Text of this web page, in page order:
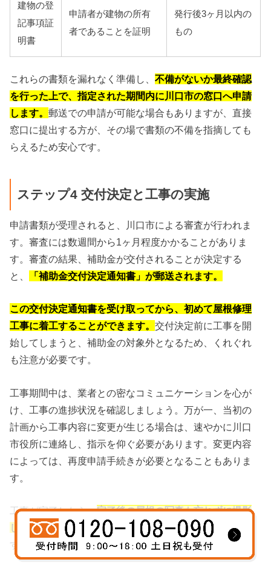
建物の登
記事項証
明書
申請者が建物の所有
者であることを証明
発行後3ヶ月以内の
もの
これらの書類を漏れなく準備し、不備がないか最終確認
を行った上で、指定された期間内に川口市の窓口へ申請
します。郵送での申請が可能な場合もありますが、直接
窓口に提出する方が、その場で書類の不備を指摘しても
らえるため安心です。
ステップ4 交付決定と工事の実施
申請書類が受理されると、川口市による審査が行われま
す。審査には数週間から1ヶ月程度かかることがありま
す。審査の結果、補助金が交付されることが決定する
と、
「補助金交付決定通知書」が郵送されます。
この交付決定通知書を受け取ってから、初めて屋根修理
工事に着工することができます。交付決定前に工事を開
始してしまうと、補助金の対象外となるため、くれぐれ
も注意が必要です。
工事期間中は、業者との密なコミュニケーションを心が
け、工事の進捗状況を確認しましょう。万が一、当初の
計画から工事内容に変更が生じる場合は、速やかに川口
市役所に連絡し、指示を仰ぐ必要があります。変更内容
によっては、再度申請手続きが必要となることもありま
す。
工事が完了したら、完了後の屋根の写真も忘れずに撮影
しておきましょう。これは後の実績報告で必要になりま
す。